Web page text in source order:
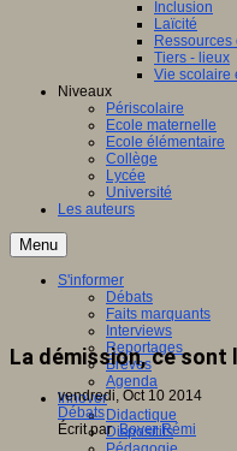
Inclusion
Laïcité
Ressources
Tiers - lieux
Vie scolaire
Niveaux
Périscolaire
Ecole maternelle
Ecole élémentaire
Collège
Lycée
Université
Les auteurs
Menu
S'informer
Débats
Faits marquants
Interviews
Reportages
Brèves
Agenda
Innover
Didactique
Dispositifs
La démission, ce sont
vendredi, Oct 10 2014
Débats
Écrit parBoyer Rémi